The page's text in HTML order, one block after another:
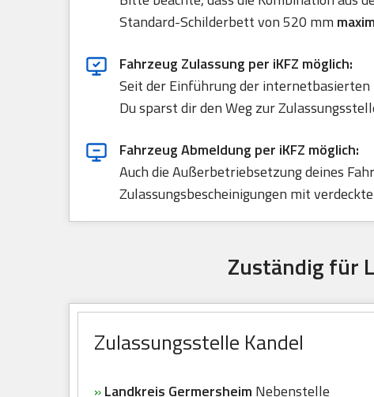
Standard-Schilderbett von 520 mm
Fahrzeug Zulassung per iKFZ möglich:
Seit der Einführung der
Du sparst dir den Weg zur
Fahrzeug Abmeldung per iKFZ möglich:
Auch die Außerbetriebsetzung deines
Zulassungsbescheinigungen mit
Zuständig für
Zulassungsstelle Kandel
»Landkreis Germersheim Nebenstelle